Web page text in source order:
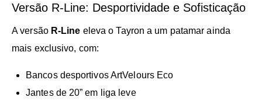
Versão R-Line: Desportividade e Sofisticação
A versão R-Line eleva o Tayron a um patamar ainda
mais exclusivo, com:
Bancos desportivos ArtVelours Eco
Jantes de 20” em liga leve